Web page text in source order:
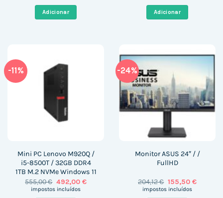
794,00 €.
Adicionar
987,00 €.
Adicionar
-11%
Mini PC Lenovo M920Q /
i5-8500T / 32GB DDR4
1TB M.2 NVMe Windows 11
555,00€ O
preço
492,00 €O
impostos incluídos
-24%
Monitor ASUS 24″ / /
FullHD
204,12€ O
preço
155,50 €O
impostos incluídos